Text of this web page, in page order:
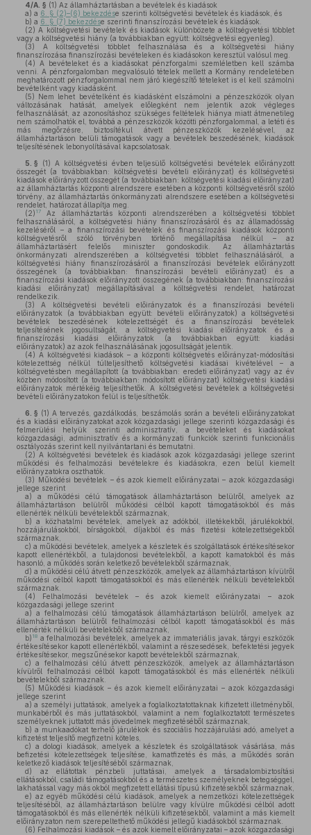
4/A. § (1) Az államháztartásban a bevételek és kiadások
a) a 6. § (2)–(6) bekezdése szerinti költségvetési bevételek és kiadások, és
b) a 6. § (7) bekezdése szerinti finanszírozási bevételek és kiadások.
(2) A költségvetési bevételek és kiadások különbözete a költségvetési többlet
vagy a költségvetési hiány (a továbbiakban együtt: költségvetési egyenleg).
(3) A költségvetési többlet felhasználása és a költségvetési hiány
finanszírozása finanszírozási bevételeken és kiadásokon keresztül valósul meg.
(4) A bevételeket és a kiadásokat pénzforgalmi szemléletben kell számba
venni. A pénzforgalomban megvalósuló tételek mellett a Kormány rendeletében
meghatározott pénzforgalommal nem járó kiegészítő tételeket is el kell számolni
bevételként vagy kiadásként.
(5) Nem lehet bevételként és kiadásként elszámolni a pénzeszközök olyan
változásának hatását, amelyek előlegként nem jelentik azok végleges
felhasználását, az azonosításhoz szükséges feltételek hiánya miatt átmenetileg
nem számolhatók el, továbbá a pénzeszközök közötti pénzforgalommal, a letéti és
más megőrzésre, biztosítékul átvett pénzeszközök kezelésével, az
államháztartáson belüli támogatások vagy a bevételek beszedésének, kiadások
teljesítésének lebonyolításával kapcsolatosak.
5. § (1) A költségvetési évben teljesülő költségvetési bevételek előirányzott
összegét (a továbbiakban: költségvetési bevételi előirányzat) és költségvetési
kiadások előirányzott összegét (a továbbiakban: költségvetési kiadási előirányzat)
az államháztartás központi alrendszere esetében a központi költségvetésről szóló
törvény, az államháztartás önkormányzati alrendszere esetében a költségvetési
rendelet, határozat állapítja meg.
(2) 17
Az államháztartás központi alrendszerében a költségvetési többlet
felhasználásáról, a költségvetési hiány finanszírozásáról és az államadósság
kezeléséről – a finanszírozási bevételek és finanszírozási kiadások központi
költségvetésről szóló törvényben történő megállapítása nélkül – az
államháztartásért felelős miniszter gondoskodik. Az államháztartás
önkormányzati alrendszerében a költségvetési többlet felhasználásáról, a
költségvetési hiány finanszírozásáról a finanszírozási bevételek előirányzott
összegének (a továbbiakban: finanszírozási bevételi előirányzat) és a
finanszírozási kiadások előirányzott összegének (a továbbiakban: finanszírozási
kiadási előirányzat) megállapításával a költségvetési rendelet, határozat
rendelkezik.
(3) A költségvetési bevételi előirányzatok és a finanszírozási bevételi
előirányzatok (a továbbiakban együtt: bevételi előirányzatok) a költségvetési
bevételek beszedésének kötelezettségét és a finanszírozási bevételek
teljesítésének jogosultságát, a költségvetési kiadási előirányzatok és a
finanszírozási kiadási előirányzatok (a továbbiakban együtt: kiadási
előirányzatok) az azok felhasználásának jogosultságát jelentik.
(4) A költségvetési kiadások – a központi költségvetés előirányzat-módosítási
kötelezettség nélkül túlteljesíthető költségvetési kiadásai kivételével – a
költségvetésben megállapított (a továbbiakban: eredeti előirányzat) vagy az év
közben módosított (a továbbiakban: módosított előirányzat) költségvetési kiadási
előirányzatok mértékéig teljesíthetők. A költségvetési bevételek a költségvetési
bevételi előirányzatokon felül is teljesíthetők.
6. § (1) A tervezés, gazdálkodás, beszámolás során a bevételi előirányzatokat
és a kiadási előirányzatokat azok közgazdasági jellege szerinti közgazdasági és
felmerülési helyük szerinti adminisztratív, a bevételeket és kiadásokat
közgazdasági, adminisztratív és a kormányzati funkciók szerinti funkcionális
osztályozás szerint kell nyilvántartani és bemutatni.
(2) A költségvetési bevételek és kiadások azok közgazdasági jellege szerint
működési és felhalmozási bevételekre és kiadásokra, ezen belül kiemelt
előirányzatokra oszthatók.
(3) Működési bevételek – és azok kiemelt előirányzatai – azok közgazdasági
jellege szerint
a) a működési célú támogatások államháztartáson belülről, amelyek az
államháztartáson belülről működési célból kapott támogatásokból és más
ellenérték nélküli bevételekből származnak,
b) a közhatalmi bevételek, amelyek az adókból, illetékekből, járulékokból,
hozzájárulásokból, bírságokból, díjakból és más fizetési kötelezettségekből
származnak,
c) a működési bevételek, amelyek a készletek és szolgáltatások értékesítésekor
kapott ellenértékből, a tulajdonosi bevételekből, a kapott kamatokból és más
hasonló, a működés során keletkező bevételekből származnak,
d) a működési célú átvett pénzeszközök, amelyek az államháztartáson kívülről
működési célból kapott támogatásokból és más ellenérték nélküli bevételekből
származnak.
(4) Felhalmozási bevételek – és azok kiemelt előirányzatai – azok
közgazdasági jellege szerint
a) a felhalmozási célú támogatások államháztartáson belülről, amelyek az
államháztartáson belülről felhalmozási célból kapott támogatásokból és más
ellenérték nélküli bevételekből származnak,
b) 18 a felhalmozási bevételek, amelyek az immateriális javak, tárgyi eszközök
értékesítésekor kapott ellenértékből, valamint a részesedések, befektetési jegyek
értékesítésekor, megszűnésekor kapott bevételekből származnak,
c) a felhalmozási célú átvett pénzeszközök, amelyek az államháztartáson
kívülről felhalmozási célból kapott támogatásokból és más ellenérték nélküli
bevételekből származnak.
(5) Működési kiadások – és azok kiemelt előirányzatai – azok közgazdasági
jellege szerint
a) a személyi juttatások, amelyek a foglalkoztatottaknak kifizetett illetményből,
munkabérből és más juttatásokból, valamint a nem foglalkoztatott természetes
személyeknek juttatott más jövedelmek megfizetéséből származnak,
b) a munkaadókat terhelő járulékok és szociális hozzájárulási adó, amelyet a
kifizetést teljesítő megfizetni köteles,
c) a dologi kiadások, amelyek a készletek és szolgáltatások vásárlása, más
befizetési kötelezettségek teljesítése, kamatfizetés és más, a működés során
keletkező kiadások teljesítéséből származnak,
d) az ellátottak pénzbeli juttatásai, amelyek a társadalombiztosítási
ellátásokból, családi támogatásokból és a természetes személyeknek betegséggel,
lakhatással vagy más okból megfizetett ellátási típusú kifizetésekből származnak,
e) az egyéb működési célú kiadások, amelyek a nemzetközi kötelezettségek
teljesítéséből, az államháztartáson belülre vagy kívülre működési célból adott
támogatásokból és más ellenérték nélküli kifizetésekből, valamint a más kiemelt
előirányzaton nem szerepeltethető működési jellegű kiadásokból származnak.
(6) Felhalmozási kiadások – és azok kiemelt előirányzatai – azok közgazdasági